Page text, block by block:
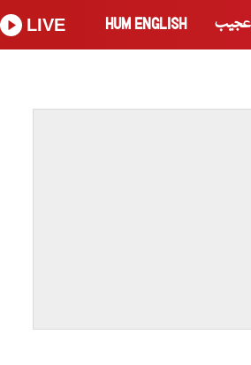
عجیب HUM ENGLISH
LIVE